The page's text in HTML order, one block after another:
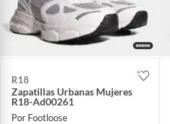
R18
Zapatillas Urbanas Mujeres
R18-Ad00261
Por Footloose